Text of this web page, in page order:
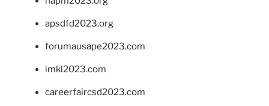
apsdfd2023.org
forumausape2023.com
imkl2023.com
careerfaircsd2023.com